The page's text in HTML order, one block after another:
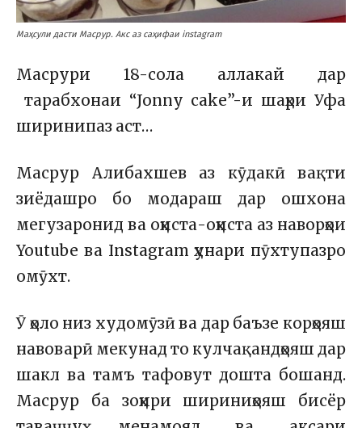
Маҳсули дасти Масрур. Акс аз саҳифаи instagram
Масрури 18-сола аллакай дар
тарабхонаи “Jonny cake”-и шаҳри Уфа
ширинипаз аст…
Масрур Алибахшев аз кӯдакӣ вақти
зиёдашро бо модараш дар ошхона
мегузаронид ва оҳиста-оҳиста аз наворҳои
Youtube ва Instagram ҳунари пӯхтупазро
омӯхт.
Ӯ ҳоло низ худомӯзӣ ва дар баъзе корҳояш
навоварӣ мекунад то кулчақандҳояш дар
шакл ва тамъ тафовут дошта бошанд.
Масрур ба зоҳири шириниҳояш бисёр